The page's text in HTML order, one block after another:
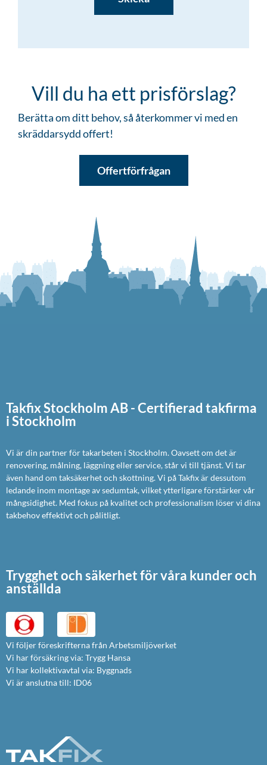
Vill du ha ett prisförslag?
Berätta om ditt behov, så återkommer vi med en
skräddarsydd offert!
Offertförfrågan
Takfix Stockholm AB - Certifierad takfirma
i Stockholm
Vi är din partner för takarbeten i Stockholm. Oavsett om det är
renovering, målning, läggning eller service, står vi till tjänst. Vi tar
även hand om taksäkerhet och skottning. Vi på Takfix är dessutom
ledande inom montage av sedumtak, vilket ytterligare förstärker vår
mångsidighet. Med fokus på kvalitet och professionalism löser vi dina
takbehov effektivt och pålitligt.
Trygghet och säkerhet för våra kunder och
anställda
Vi följer föreskrifterna från Arbetsmiljöverket
Vi har försäkring via: Trygg Hansa
Vi har kollektivavtal via: Byggnads
Vi är anslutna till: ID06